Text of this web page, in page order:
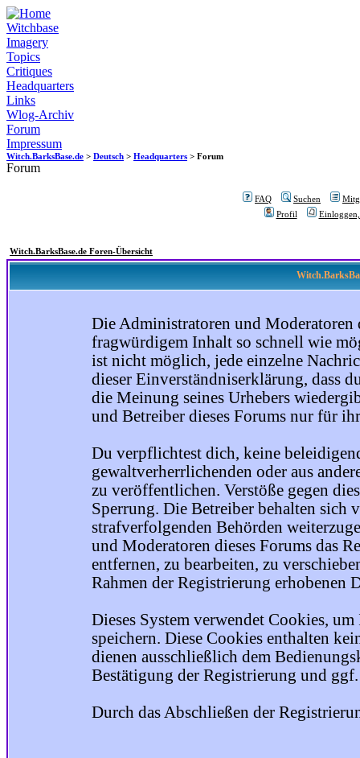
Witchbase
Imagery
Topics
Critiques
Headquarters
Links
Wlog-Archiv
Forum
Impressum
Witch.BarksBase.de > Deutsch > Headquarters > Forum
Forum
FAQ Suchen
Profil
Witch.BarksBase.de Foren-Übersicht
Die Administratoren und Moderatoren
fragwürdigem Inhalt so schnell wie
ist nicht möglich, jede einzelne
dieser Einverständniserklärung, dass
die Meinung seines Urhebers
und Betreiber dieses Forums nur für
Du verpflichtest dich, keine
gewaltverherrlichenden oder aus
zu veröffentlichen. Verstöße gegen
Sperrung. Die Betreiber behalten sich
strafverfolgenden Behörden
und Moderatoren dieses Forums das
entfernen, zu bearbeiten, zu
Rahmen der Registrierung erhobenen
Dieses System verwendet Cookies,
speichern. Diese Cookies enthalten
dienen ausschließlich dem
Bestätigung der Registrierung und ggf.
Durch das Abschließen der